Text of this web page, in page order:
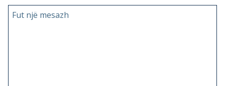
Fut një mesazh